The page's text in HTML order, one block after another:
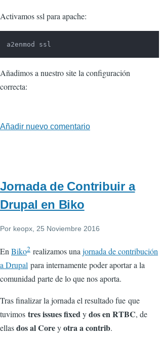
Activamos ssl para apache:
a2enmod ssl
Añadimos a nuestro site la configuración
correcta:
Añadir nuevo comentario
Jornada de Contribuir a
Drupal en Biko
Por keopx , 25 Noviembre 2016
En Biko2 realizamos una jornada de contribución
a Drupal para internamente poder aportar a la
comunidad parte de lo que nos aporta.
Tras finalizar la jornada el resultado fue que
tuvimos tres issues fixedydos en RTBC, de
ellasdos al Coreyotra a contrib.